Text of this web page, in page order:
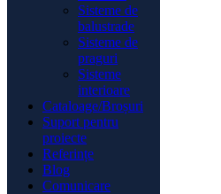
Sisteme de
balustrade
Sisteme de
praguri
Sisteme
interioare
Cataloage/Broșuri
Suport pentru
proiecte
Referințe
Blog
Comunicare